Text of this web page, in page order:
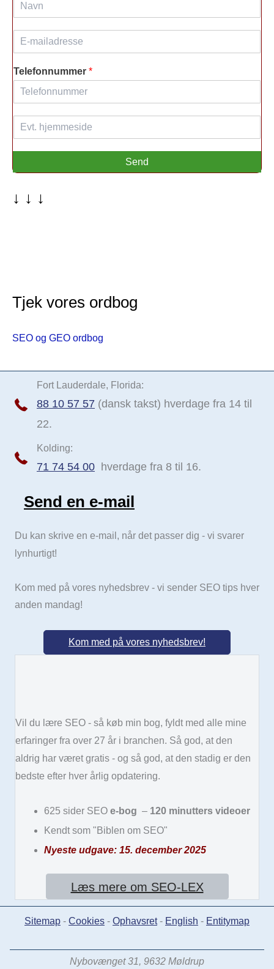
a
i
Telefonnummer *
s
Send
↓ ↓ ↓
Tjek vores ordbog
SEO og GEO ordbog
Fort Lauderdale, Florida:
88 10 57 57 (dansk takst) hverdage fra 14 til
22.
Kolding:
71 74 54 00 hverdage fra 8 til 16.
Send e-mail
Send en e-mail
Du kan skrive en e-mail, når det passer dig - vi svarer
lynhurtigt!
Kom med på vores nyhedsbrev - vi sender SEO tips hver
anden mandag!
Kom med på vores nyhedsbrev!
Vil du lære SEO - så køb min bog, fyldt med alle mine
erfaringer fra over 27 år i branchen. Så god, at den
aldrig har været gratis - og så god, at den stadig er den
bedste efter hver årlig opdatering.
625 sider SEO e-bog – 120 minutters videoer
Kendt som "Biblen om SEO"
Nyeste udgave: 15. december 2025
Læs mere om SEO-LEX
Sitemap - Cookies - Ophavsret- English - Entitymap
Nybovænget 31, 9632 Møldrup